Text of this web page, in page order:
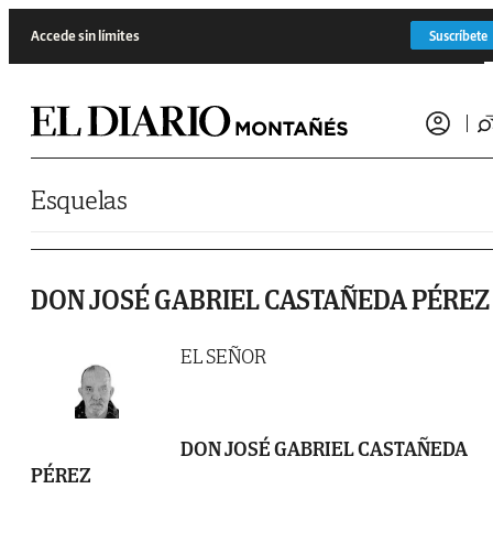
Accede sin límites Suscríbete
Esquelas
DON JOSÉ GABRIEL CASTAÑEDA PÉREZ
EL SEÑOR
DON JOSÉ GABRIEL CASTAÑEDA
PÉREZ